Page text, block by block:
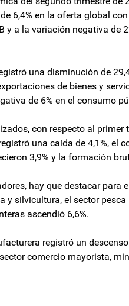
6,4% en la oferta global
y a la variación negativa de
una disminución de
de bienes y
de 6% en el consumo
con respecto al
una caída de 4,1%,
3,9% y la formación
hay que destacar para
y silvicultura, el sector
ascendió 6,6%.
registró un
comercio mayorista,
la Ciudad y la Casa Rosada por
El fiscal general de Venezuela